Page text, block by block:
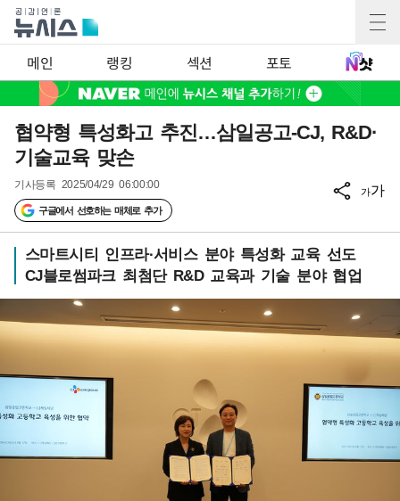
메인 랭킹 섹션 포토
협약형 특성화고 추진…삼일공고-CJ, R&D·
기술교육 맞손
기사등록 2025/04/29 06:00:00
구글에서 선호하는 매체로 추가
가가
스마트시티 인프라·서비스 분야 특성화 교육 선도
CJ블로썸파크 최첨단 R&D 교육과 기술 분야 협업